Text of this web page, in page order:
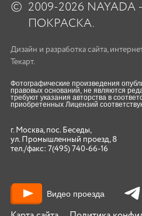
© 2009-2026
ПОКРАСКА.
Дизайн и разработка сайта,
Текарт.
Фотографические произведения
правовых оснований, не являются
требуют указания авторства в
приобретенных Лицензий
г. Москва, пос. Беседы,
ул. Промышленный проезд, 8
тел./факс: 7(495) 740-66-16
Видео проезда